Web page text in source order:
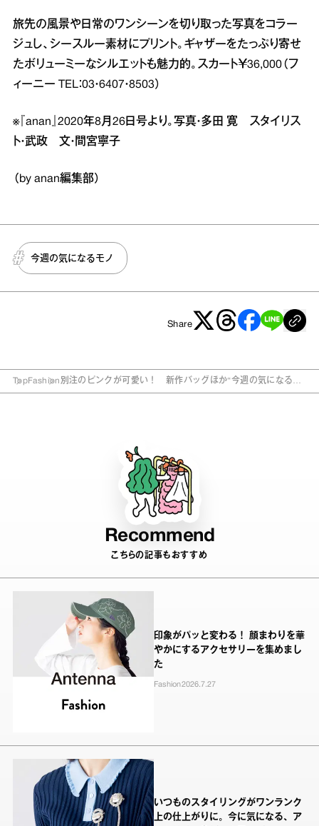
旅先の風景や日常のワンシーンを切り取った写真をコラー
ジュし、シースルー素材にプリント。ギャザーをたっぷり寄せ
たボリューミーなシルエットも魅力的。スカート￥36,000（フ
ィーニー TEL：03・6407・8503）
※『anan』2020年8月26日号より。写真・多田 寛 スタイリス
ト・武政 文・間宮寧子
（by anan編集部）
今週の気になるモノ
Share
TopFashion 別注のピンクが可愛い！ 新作バッグほか“今週の気になるモ
Recommend
こちらの記事もおすすめ
印象がパッと変わる！ 顔まわりを華
やかにするアクセサリーを集めまし
た
Fashion2026.7.27
いつものスタイリングがワンランク
上の仕上がりに。今に気になる、ア